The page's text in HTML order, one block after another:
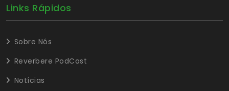
Links Rápidos
Sobre Nós
Reverbere PodCast
Notícias